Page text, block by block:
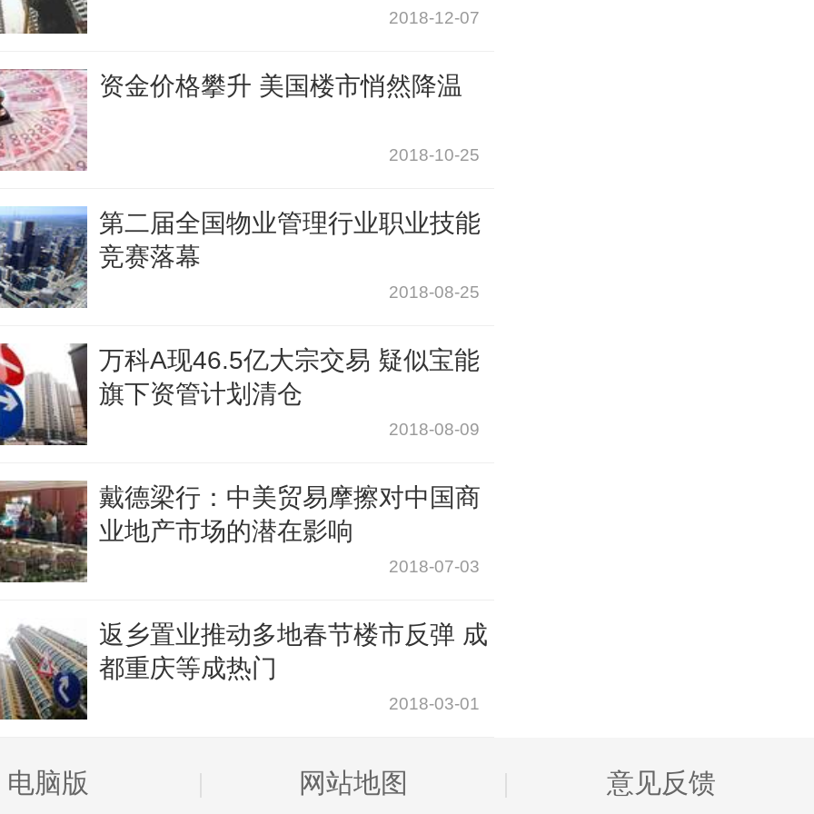
2018-12-07
资金价格攀升 美国楼市悄然降温
2018-10-25
第二届全国物业管理行业职业技能
竞赛落幕
2018-08-25
万科A现46.5亿大宗交易 疑似宝能
旗下资管计划清仓
2018-08-09
戴德梁行：中美贸易摩擦对中国商
业地产市场的潜在影响
2018-07-03
返乡置业推动多地春节楼市反弹 成
都重庆等成热门
2018-03-01
电脑版 网站地图 意见反馈